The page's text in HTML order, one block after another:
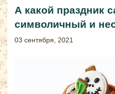
А какой праздник
символичный и
03 сентября, 2021